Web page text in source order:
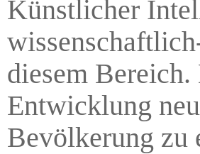
Künstlicher
diesem
Entwicklung
Bevölkerung zu